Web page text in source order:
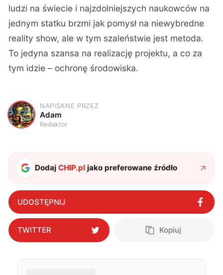
ludzi na świecie i najzdolniejszych naukowców na
jednym statku brzmi jak pomysł na niewybredne
reality show, ale w tym szaleństwie jest metoda.
To jedyna szansa na realizację projektu, a co za
tym idzie – ochronę środowiska.
A
NAPISANE PRZEZ
Adam
Redaktor
DodajCHIP.pl jako preferowane źródło
UDOSTĘPNIJ
TWITTER Kopiuj